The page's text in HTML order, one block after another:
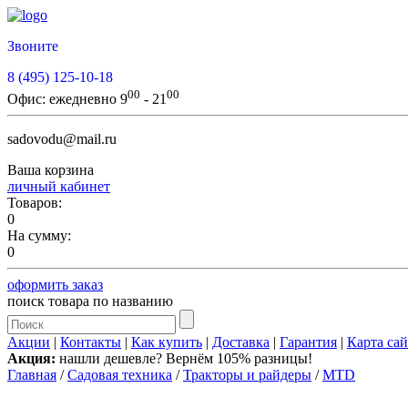
Звоните
8 (495) 125-10-18
Офис: ежедневно 900 - 21 00
sadovodu@mail.ru
Ваша корзина
личный кабинет
Товаров:
0
На сумму:
0
оформить заказ
поиск товара по названию
Акции | Контакты | Как купить | Доставка | Гарантия | Карта
Акция: нашли дешевле? Вернём 105% разницы!
Главная /Садовая техника /Тракторы и райдеры /MTD